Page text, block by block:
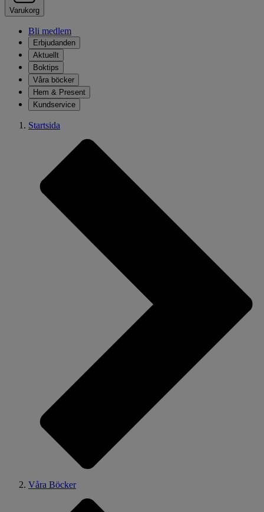
Varukorg
Bli medlem
Erbjudanden
Aktuellt
Boktips
Våra böcker
Hem & Present
Kundservice
Startsida
Våra Böcker